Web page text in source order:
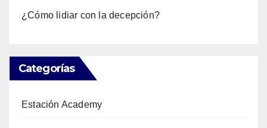
¿Cómo lidiar con la decepción?
Categorías
Estación Academy